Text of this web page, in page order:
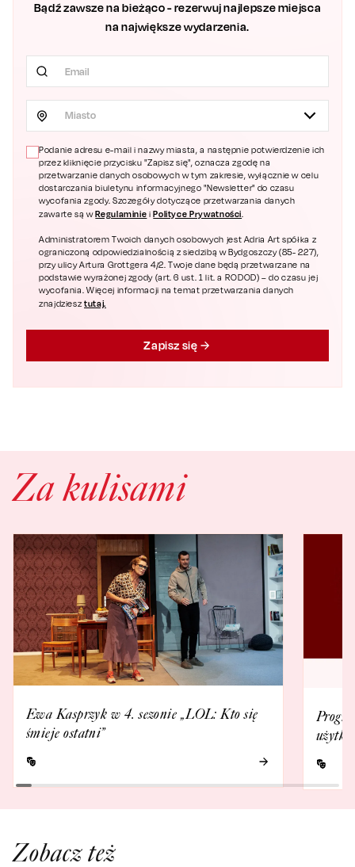
Bądź zawsze na bieżąco - rezerwuj najlepsze miejsca
na największe wydarzenia.
Miasto
Podanie adresu e-mail i nazwy miasta, a następnie potwierdzenie ich
przez kliknięcie przycisku "Zapisz się", oznacza zgodę na
przetwarzanie danych osobowych w tym zakresie, wyłącznie w celu
dostarczania biuletynu informacyjnego "Newsletter" do czasu
wycofania zgody. Szczegóły dotyczące przetwarzania danych
zawarte są wRegulaminie iPolityce Prywatności.
Administratorem Twoich danych osobowych jest Adria Art spółka z
ograniczoną odpowiedzialnością z siedzibą w Bydgoszczy (85- 227),
przy ulicy Artura Grottgera 4/2. Twoje dane będą przetwarzane na
podstawie wyrażonej zgody (art. 6 ust. 1 lit. a RODOD) – do czasu jej
wycofania. Więcej informacji na temat przetwarzania danych
znajdziesztutaj.
Zapisz się
Za kulisami
Ewa Kasprzyk w 4. sezonie „LOL: Kto się
śmieje ostatni”
Zobacz też